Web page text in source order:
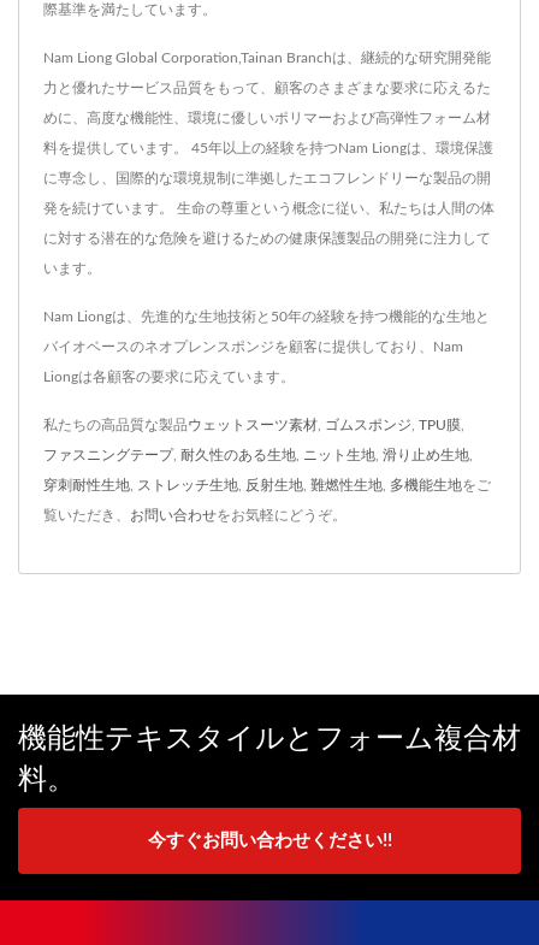
際基準を満たしています。
Nam Liong Global Corporation,Tainan Branchは、継続的な研究開発能
力と優れたサービス品質をもって、顧客のさまざまな要求に応えるた
めに、高度な機能性、環境に優しいポリマーおよび高弾性フォーム材
料を提供しています。 45年以上の経験を持つNam Liongは、環境保護
に専念し、国際的な環境規制に準拠したエコフレンドリーな製品の開
発を続けています。 生命の尊重という概念に従い、私たちは人間の体
に対する潜在的な危険を避けるための健康保護製品の開発に注力して
います。
Nam Liongは、先進的な生地技術と50年の経験を持つ機能的な生地と
バイオベースのネオプレンスポンジを顧客に提供しており、Nam
Liongは各顧客の要求に応えています。
私たちの高品質な製品ウェットスーツ素材 ゴムスポンジ TPU膜
ファスニングテープ, 耐久性のある生地 ニット生地 滑り止め生地
穿刺耐性生地 ストレッチ生地 反射生地 難燃性生地 多機能生地をご
覧いただき、 お問い合わせをお気軽にどうぞ。
機能性テキスタイルとフォーム複合材
料。
今すぐお問い合わせください!!